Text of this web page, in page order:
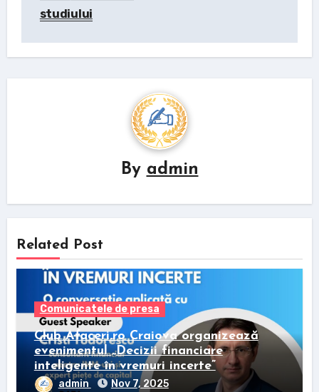
studiului
By admin
Related Post
Comunicatele de presa
Club Afaceri.ro Craiova organizează
evenimentul „Decizii financiare
inteligente în vremuri incerte”
admin Nov 7, 2025